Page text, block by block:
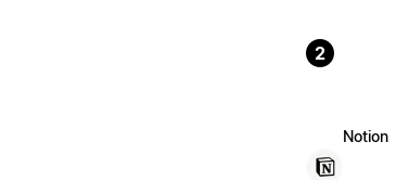
2
Notion